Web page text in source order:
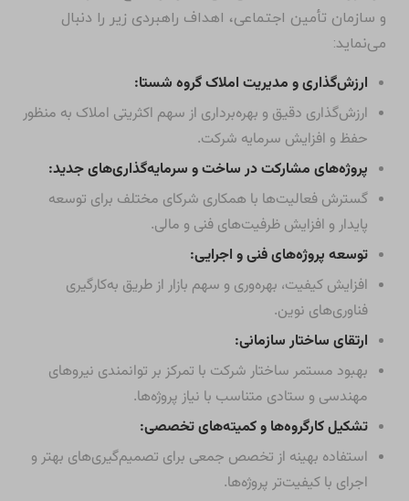
و سازمان تأمین اجتماعی، اهداف راهبردی زیر را دنبال
می‌نماید:
ارزش‌گذاری و مدیریت املاک گروه شستا:
ارزش‌گذاری دقیق و بهره‌برداری از سهم اکثریتی املاک به منظور
حفظ و افزایش سرمایه شرکت.
پروژه‌های مشارکت در ساخت و سرمایه‌گذاری‌های جدید:
گسترش فعالیت‌ها با همکاری شرکای مختلف برای توسعه
پایدار و افزایش ظرفیت‌های فنی و مالی.
توسعه پروژه‌های فنی و اجرایی:
افزایش کیفیت، بهره‌وری و سهم بازار از طریق به‌کارگیری
فناوری‌های نوین.
ارتقای ساختار سازمانی:
بهبود مستمر ساختار شرکت با تمرکز بر توانمندی نیروهای
مهندسی و ستادی متناسب با نیاز پروژه‌ها.
تشکیل کارگروه‌ها و کمیته‌های تخصصی:
استفاده بهینه از تخصص جمعی برای تصمیم‌گیری‌های بهتر و
اجرای با کیفیت‌تر پروژه‌ها.